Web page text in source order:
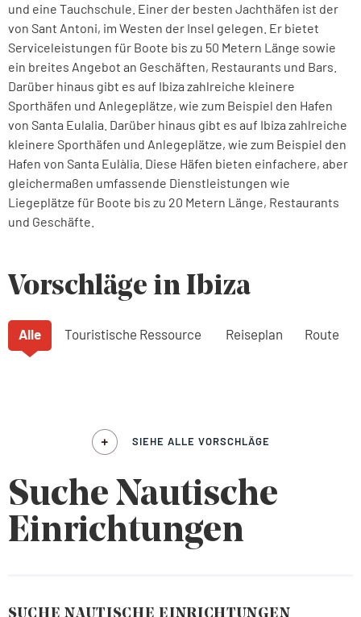
und eine Tauchschule. Einer der besten Jachthäfen ist der
von Sant Antoni, im Westen der Insel gelegen. Er bietet
Serviceleistungen für Boote bis zu 50 Metern Länge sowie
ein breites Angebot an Geschäften, Restaurants und Bars.
Darüber hinaus gibt es auf Ibiza zahlreiche kleinere
Sporthäfen und Anlegeplätze, wie zum Beispiel den Hafen
von Santa Eulalia. Darüber hinaus gibt es auf Ibiza zahlreiche
kleinere Sporthäfen und Anlegeplätze, wie zum Beispiel den
Hafen von Santa Eulàlia. Diese Häfen bieten einfachere, aber
gleichermaßen umfassende Dienstleistungen wie
Liegeplätze für Boote bis zu 20 Metern Länge, Restaurants
und Geschäfte.
Vorschläge in Ibiza
Alle Touristische Ressource Reiseplan Route
SIEHE ALLE VORSCHLÄGE
Suche Nautische
Einrichtungen